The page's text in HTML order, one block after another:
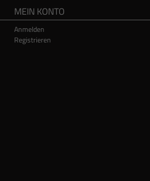
MEIN KONTO
Anmelden
Registrieren